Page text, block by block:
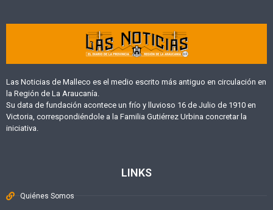
Las Noticias de Malleco es el medio escrito más antiguo en circulación en
la Región de La Araucanía.
Su data de fundación acontece un frío y lluvioso 16 de Julio de 1910 en
Victoria, correspondiéndole a la Familia Gutiérrez Urbina concretar la
iniciativa.
LINKS
Quiénes Somos